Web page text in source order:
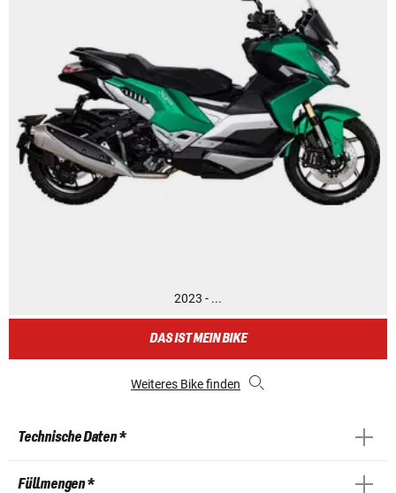
2023 - ...
DAS IST MEIN BIKE
Weiteres Bike finden
Technische Daten *
Füllmengen *